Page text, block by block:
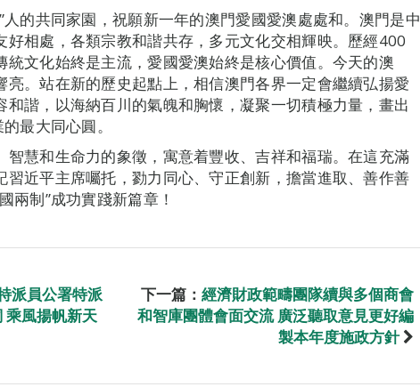
的共同家園，祝願新一年的澳門愛國愛澳處處和。澳門是中
好相處，各類宗教和諧共存，多元文化交相輝映。歷經400
統文化始終是主流，愛國愛澳始終是核心價值。今天的澳
亮。站在新的歷史起點上，相信澳門各界一定會繼續弘揚愛
和諧，以海納百川的氣魄和胸懷，凝聚一切積極力量，畫出
最大同心圓。
智慧和生命力的象徵，寓意着豐收、吉祥和福瑞。在這充滿
習近平主席囑托，勠力同心、守正創新，擔當進取、善作善
兩制”成功實踐新篇章！
派員公署特派
乘風揚帆新天
下一篇： 經濟財政範疇團隊續與多個商會
和智庫團體會面交流 廣泛聽取意見更好編
製本年度施政方針